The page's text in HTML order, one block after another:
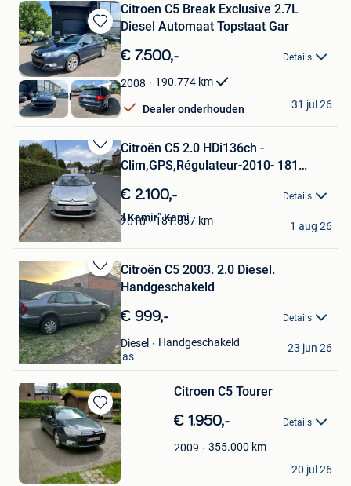
Bewaren
in
Mijn
Favorieten
Citroen C5 Break Exclusive 2.7L
Diesel Automaat Topstaat Gar
€ 7.500,- Details
2008 190.774 km
Dealer onderhouden
B&G Motors
Turnhout
31 jul 26
Bewaren
in
Mijn
Favorieten
Citroën C5 2.0 HDi136ch -
Clim,GPS,Régulateur-2010- 181
€ 2.100,- Details
2010 181.857 km
Mohamed “Mohamed Kamir” Kami
Jumet
1 aug 26
Bewaren
in
Mijn
Favorieten
Citroën C5 2003. 2.0 Diesel.
Handgeschakeld
€ 999,- Details
Diesel Handgeschakeld
Hus
Mechelen-Aan-De-Maas
23 jun 26
Bewaren
in
Mijn
Favorieten
Citroen C5 Tourer
€ 1.950,- Details
2009 355.000 km
Jeroen
Olen
20 jul 26